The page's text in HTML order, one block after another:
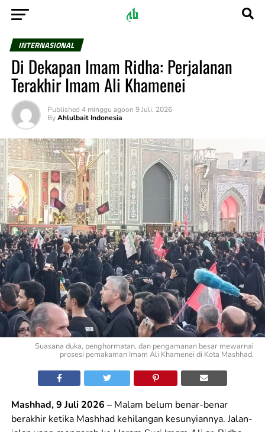
INTERNASIONAL
Di Dekapan Imam Ridha: Perjalanan
Terakhir Imam Ali Khamenei
Published 4 minggu agoon 9 Juli, 2026
By Ahlulbait Indonesia
Suasana duka, penghormatan, dan pengamanan besar mewarnai
prosesi pemakaman Imam Ali Khamenei di Kota Mashhad.
Mashhad, 9 Juli 2026 –Malam belum benar-benar
berakhir ketika Mashhad kehilangan kesunyiannya. Jalan-